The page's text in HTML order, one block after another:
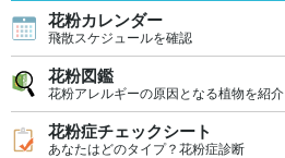
花粉カレンダー
飛散スケジュールを確認
花粉図鑑
花粉アレルギーの原因となる植物を紹介
花粉症チェックシート
あなたはどのタイプ？花粉症診断